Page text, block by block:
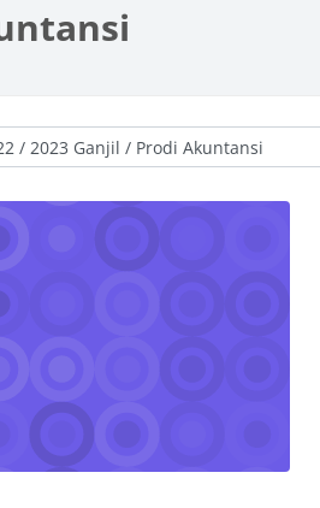
kursus